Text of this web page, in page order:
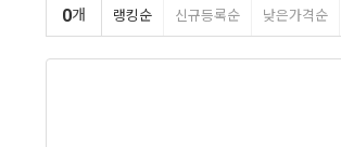
0개 랭킹순 신규등록순 낮은가격순